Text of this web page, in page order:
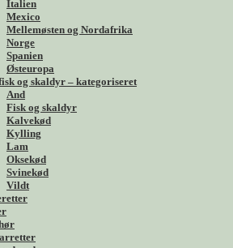
Italien
Mexico
Mellemøsten og Nordafrika
Norge
Spanien
Østeuropa
og skaldyr – kategoriseret
And
Fisk og skaldyr
Kalvekød
Kylling
Lam
Oksekød
Svinekød
Vildt